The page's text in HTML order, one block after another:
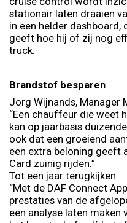
stationair laten draaien
in een helder
geeft hoe hij of zij nog
truck.
Brandstof besparen
Jorg Wijnands, Manager
“Een chauffeur die weet
kan op jaarbasis
ook dat een groeiend
een extra beloning geeft
Card zuinig rijden.”
Tot een jaar terugkijken
“Met de DAF Connect
prestaties van de
een analyse laten maken